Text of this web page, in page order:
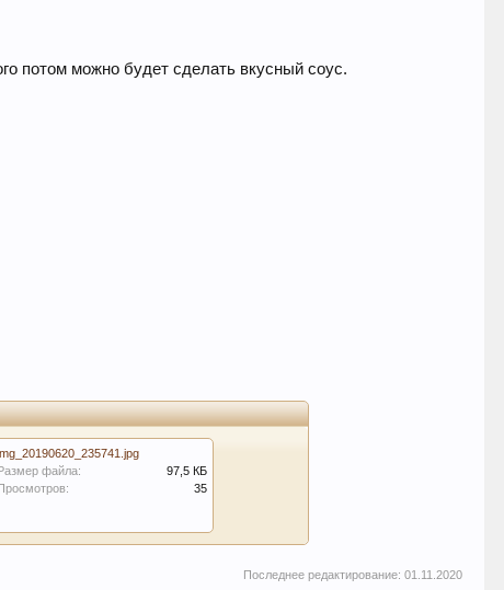
потом можно будет сделать вкусный соус.
файла:
97,5 КБ
35
Последнее редактирование: 01.11.2020